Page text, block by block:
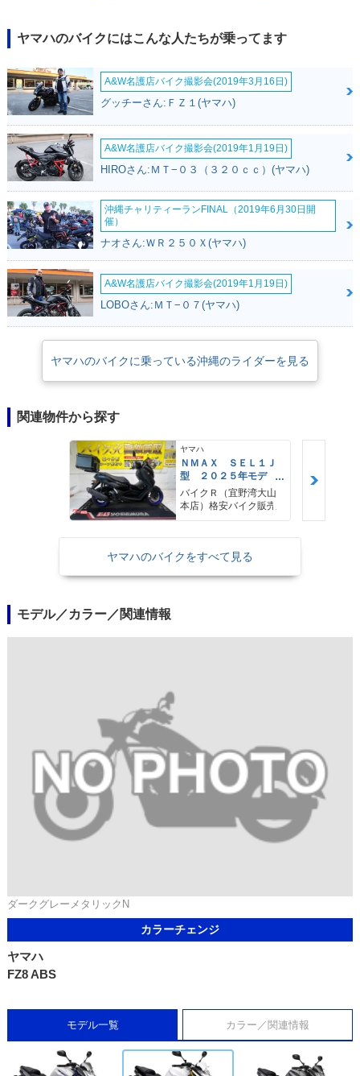
きた。なお、FZ8は海外向けモデルであり、日本市場への正式導入はなか
ったが、ヤマハの輸出モデルを「逆輸入」していたプレストコーポレーシ
ョンによって国内販売された。
ヤマハのバイクにはこんな人たちが乗ってます
A&W名護店バイク撮影会(2019年3月16日)
グッチーさん:ＦＺ１(ヤマハ)
A&W名護店バイク撮影会(2019年1月19日)
HIROさん:ＭＴ−０３（３２０ｃｃ）(ヤマハ)
沖縄チャリティーランFINAL（2019年6月30日開
催）
ナオさん:ＷＲ２５０Ｘ(ヤマハ)
A&W名護店バイク撮影会(2019年1月19日)
LOBOさん:ＭＴ−０７(ヤマハ)
ヤマハのバイクに乗っている沖縄のライダーを見る
関連物件から探す
ヤマハ
ＮＭＡＸ ＳＥＬ１Ｊ
型 ２０２５年モデ
ル ＡＢＳ キーレ
ス リアキャリア リ
アＢＯＸ
バイクＲ（宜野湾大山
本店）格安バイク販売
ヤマハのバイクをすべて見る
モデル／カラー／関連情報
ダークグレーメタリックN
カラーチェンジ
ヤマハ
FZ8 ABS
モデル一覧 カラー／関連情報